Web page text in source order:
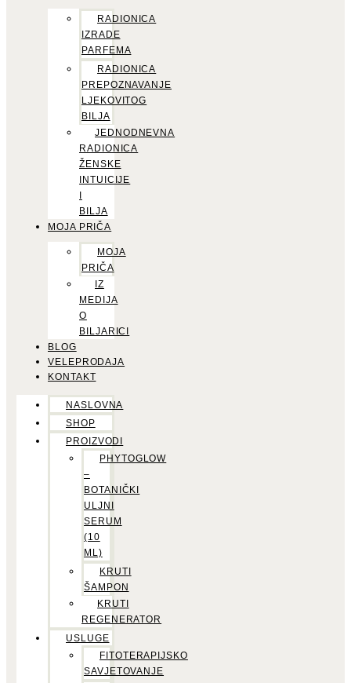
RADIONICA
IZRADE
PARFEMA
RADIONICA
PREPOZNAVANJE
LJEKOVITOG
BILJA
JEDNODNEVNA
RADIONICA
ŽENSKE
INTUICIJE
BILJA
MOJA PRIČA
MOJA
PRIČA
IZ
MEDIJA
O
BILJARICI
BLOG
VELEPRODAJA
KONTAKT
NASLOVNA
SHOP
PROIZVODI
PHYTOGLOW
–
BOTANIČKI
ULJNI
SERUM
(10
ML)
KRUTI
ŠAMPON
KRUTI
REGENERATOR
USLUGE
FITOTERAPIJSKO
SAVJETOVANJE